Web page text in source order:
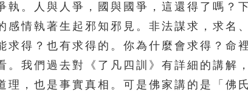
。人與人爭，國與國爭，這還得了嗎？
情執著生起邪知邪見。非法謀求，求名
得？也有求得的。你為什麼會求得？命
我們過去對《了凡四訓》有詳細的講解
，也是事實真相。可是佛家講的是「佛